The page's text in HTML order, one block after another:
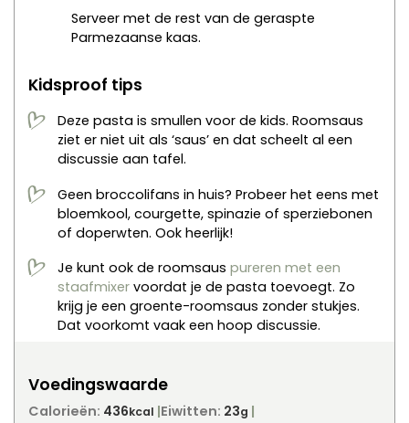
Serveer met de rest van de geraspte
Parmezaanse kaas.
Kidsproof tips
Deze pasta is smullen voor de kids. Roomsaus
ziet er niet uit als ‘saus’ en dat scheelt al een
discussie aan tafel.
Geen broccolifans in huis? Probeer het eens met
bloemkool, courgette, spinazie of sperziebonen
of doperwten. Ook heerlijk!
Je kunt ook de roomsaus pureren met een
staafmixer voordat je de pasta toevoegt. Zo
krijg je een groente-roomsaus zonder stukjes.
Dat voorkomt vaak een hoop discussie.
Voedingswaarde
Calorieën: 436kcal Eiwitten: 23g